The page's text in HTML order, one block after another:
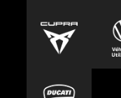
Europcar
Carsharing
Mobility-as-a-
Presse